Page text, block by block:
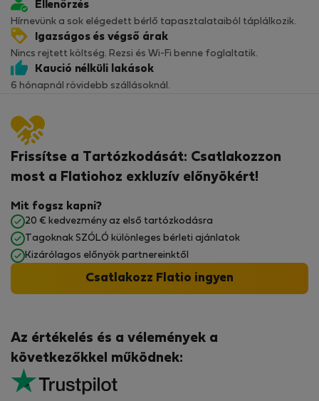
Ellenőrzés
Hírnevünk a sok elégedett bérlő tapasztalataiból táplálkozik.
Igazságos és végső árak
Nincs rejtett költség. Rezsi és Wi-Fi benne foglaltatik.
Kaució nélküli lakások
6 hónapnál rövidebb szállásoknál.
Az értékelés és a vélemények a
következőkkel működnek:
Frissítse a Tartózkodását: Csatlakozzon
most a Flatiohoz exkluzív előnyökért!
Mit fogsz kapni?
20 € kedvezmény az első tartózkodásra
Tagoknak SZÓLÓ különleges bérleti ajánlatok
Kizárólagos előnyök partnereinktől
Csatlakozz Flatio ingyen